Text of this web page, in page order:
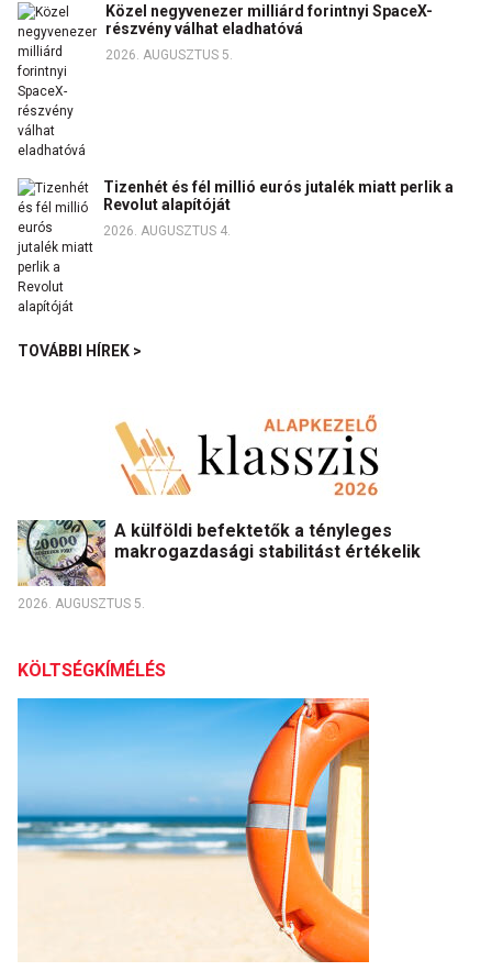
Közel negyvenezer milliárd forintnyi SpaceX-
részvény válhat eladhatóvá
2026. AUGUSZTUS 5.
Tizenhét és fél millió eurós jutalék miatt perlik a
Revolut alapítóját
2026. AUGUSZTUS 4.
TOVÁBBI HÍREK >
A külföldi befektetők a tényleges
makrogazdasági stabilitást értékelik
2026. AUGUSZTUS 5.
KÖLTSÉGKÍMÉLÉS